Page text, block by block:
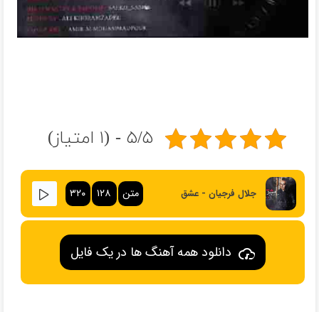
۵/۵ - (۱ امتیاز)
جلال فرجیان - عشق متن ۱۲۸ ۳۲۰
دانلود همه آهنگ ها در یک فایل